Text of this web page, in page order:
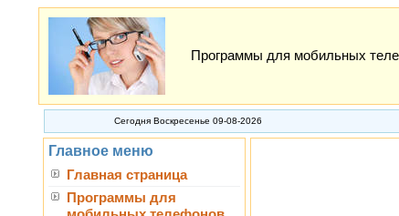
Программы для мобильных
Сегодня Воскресенье 09-08-2026
Главное меню
Главная страница
Программы для